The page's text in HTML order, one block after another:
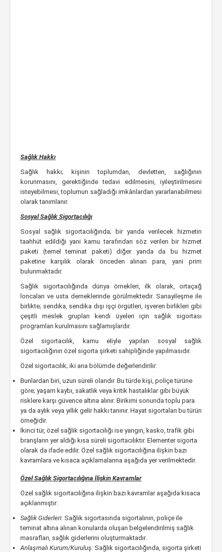
Sağlık Hakkı
Sağlık hakkı; kişinin toplumdan, devletten, sağlığının
korunmasını, gerektiğinde tedavi edilmesini, iyileştirilmesini
isteyebilmesi, toplumun sağladığı imkânlardan yararlanabilmesi
olarak tanımlanır.
Sosyal Sağlık Sigortacılığı
Sosyal sağlık sigortacılığında; bir yanda verilecek hizmetin
taahhüt edildiği yani kamu tarafından söz verilen bir hizmet
paketi (temel teminat paketi) diğer yanda da bu hizmet
paketine karşılık olarak önceden alınan para, yani prim
bulunmaktadır.
Sağlık sigortacılığında dünya örnekleri, ilk olarak, ortaçağ
loncaları ve usta derneklerinde görülmektedir. Sanayileşme ile
birlikte; sendika, sendika dışı işçi örgütleri, işveren birlikleri gibi
çeşitli meslek grupları kendi üyeleri için sağlık sigortası
programları kurulmasını sağlamışlardır.
Özel sigortacılık, kamu eliyle yapılan sosyal sağlık
sigortacılığının özel sigorta şirketi sahipliğinde yapılmasıdır.
Özel sigortacılık; iki ana bölümde değerlendirilir:
Bunlardan biri, uzun süreli olandır. Bu türde kişi, poliçe türüne
göre; yaşam kaybı, sakatlık veya kritik hastalıklar gibi büyük
risklere karşı güvence altına alınır. Birikimi sonunda toplu para
ya da aylık veya yıllık gelir hakkı tanınır. Hayat sigortaları bu türün
örneğidir.
İkinci tür, özel sağlık sigortacılığı ise yangın, kasko, trafik gibi
branşların yer aldığı kısa süreli sigortacılıktır. Elementer sigorta
olarak da ifade edilir. Özel sağlık sigortacılığına ilişkin bazı
kavramlara ve kısaca açıklamalarına aşağıda yer verilmektedir.
Özel Sağlık Sigortacılığına İlişkin Kavramlar
Özel sağlık sigortacılığına ilişkin bazı kavramlar aşağıda kısaca
açıklanmıştır:
Sağlık Giderleri: Sağlık sigortasında sigortalının, poliçe ile
teminat altına alınan konularda oluşan belgelendirilmiş sağlık
masrafları, sağlık giderlerini oluşturmaktadır.
Anlaşmalı Kurum/Kuruluş: Sağlık sigortacılığında, sigorta şirketi